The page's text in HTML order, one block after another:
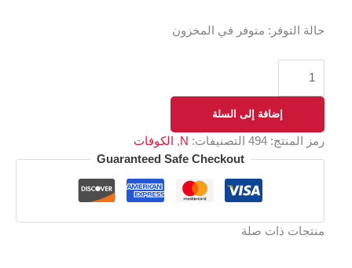
حالة التوفر: متوفر في المخزون
إضافة إلى السلة
رمز المنتج: 494 التصنيفات: N
,
الكوفات
Guaranteed Safe Checkout
منتجات ذات صلة